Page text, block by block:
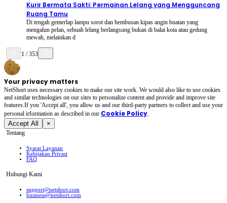
Kurir Bermata Sakti: Permainan Lelang yang Mengguncang
Ruang Tamu
Di tengah gemerlap lampu sorot dan hembusan kipas angin buatan yang
mengalun pelan, sebuah lelang berlangsung bukan di balai kota atau gedung
mewah, melainkan d
1 /353
Your privacy matters
NetShort uses necessary cookies to make our site work. We would also like to use cookies
and similar technologies on our sites to personalize content and provide and improve site
features.If you 'Accept all', you allow us and our third-party partners to collect and use your
personal irformation as described in our Cookie Policy.
Accept All ×
Tentang
Syarat Layanan
Kebijakan Privasi
FAQ
Hubungi Kami
support@netshort.com
business@netshort.com